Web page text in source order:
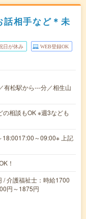
相手など＊未
日が休み WEB登録OK
有松駅から---分／相生山
相談もOK ※週3なども
18:0017:00～09:00※ 上記
！
/ 介護福祉士：時給1700
円～1875円